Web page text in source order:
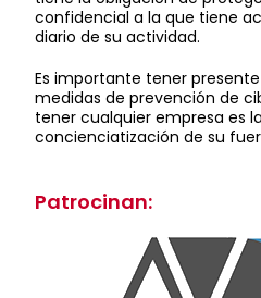
confidencial a la que tiene
diario de su actividad.
Es importante tener
medidas de prevención de
tener cualquier empresa es
concienciatización de su
Patrocinan: